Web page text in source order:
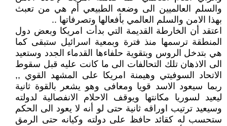
والسلم العالميين الى وضعه الطبيعي أم هي من تعبث
بهذا الامن والسلم العالمي بأفعالها وتصرفاتها ..
اعتقد أن الخارطة القديمة التي بدأت امريكا وبعض دول
المنطقة ترسمها منذ فترة وبمعية اسرائيل ستبقى كما
هي بتدخل الروس وبتقوية حلفاءها القدماء الجدد وستعيد
الى الاذهان تلك التحالفات الى ما كانت عليه قبل سقوط
الاتحاد السوفيتي وهيمنة امريكا على المشهد القوي ,,
ربما سيعود الاسد قويا ومعافى وهو يشعر بالقوة ثانية
ليعيد لسوريا مكانتها ويوقف الاحلام الانفصالية لدولته
وسيعيد ترتيب اوراقه ثانية حتى لو أنه لا يعود الى الحكم
ستحسب له كقائد حافظ على دولته وكيانه حتى الرمق